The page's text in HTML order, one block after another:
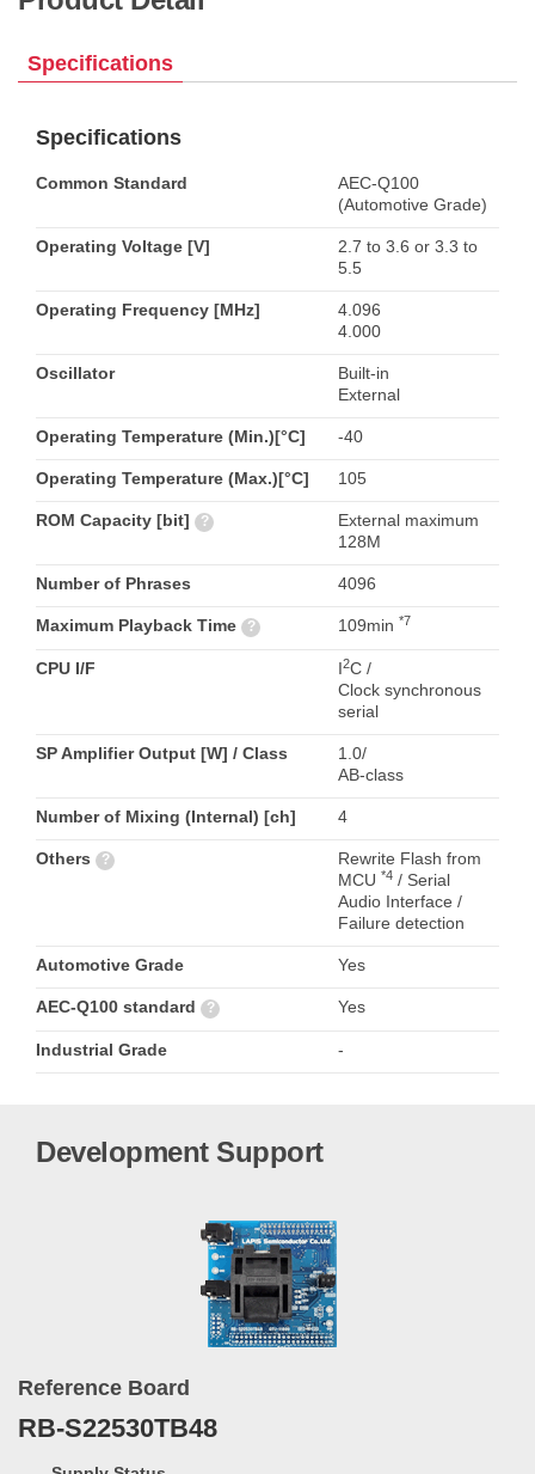
Specifications
Specifications
Common Standard
AEC-Q100
(Automotive Grade)
Operating Voltage [V]
2.7 to 3.6 or 3.3 to
5.5
Operating Frequency [MHz]
4.096
4.000
Oscillator
Built-in
External
Operating Temperature (Min.)[°C] -40
Operating Temperature (Max.)[°C] 105
ROM Capacity [bit] ?
External maximum
128M
Number of Phrases 4096
Maximum Playback Time ? 109min *7
CPU I/F I2C /
Clock synchronous
serial
SP Amplifier Output [W] / Class
1.0/
AB-class
Number of Mixing (Internal) [ch] 4
Others ?
Rewrite Flash from
MCU *4/ Serial
Audio Interface /
Failure detection
Automotive Grade Yes
AEC-Q100 standard ? Yes
Industrial Grade -
Development Support
Reference Board
RB-S22530TB48